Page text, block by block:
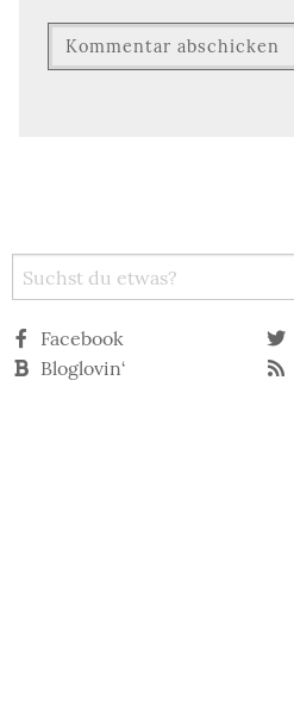
Facebook
Bloglovin‘